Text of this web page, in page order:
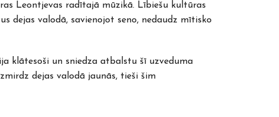
Leontjevas radītajā mūzikā. Lībiešu kultūras
dejas valodā, savienojot seno, nedaudz mītisko
klātesoši un sniedza atbalstu šī uzveduma
dejas valodā jaunās, tieši šim